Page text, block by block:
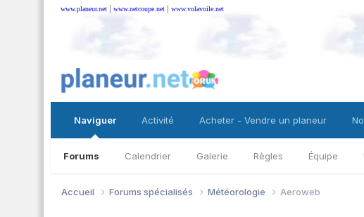
www.planeur.net | www.netcoupe.net | www.volavoile.net
Naviguer
Forums Calendrier Galerie Règles Équipe
Activité Acheter - Vendre un planeur
Accueil Forums spécialisés Météorologie Aeroweb